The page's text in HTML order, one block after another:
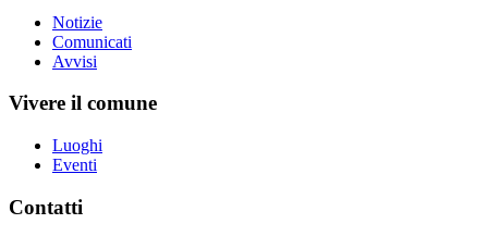
Notizie
Comunicati
Avvisi
Vivere il comune
Luoghi
Eventi
Contatti